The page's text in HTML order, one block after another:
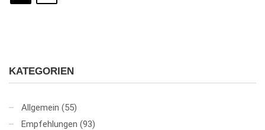
KATEGORIEN
Allgemein (55)
Empfehlungen (93)